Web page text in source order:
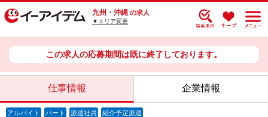
九州・沖縄 の求人
▼エリア変更
この求人の応募期間は既に終了しております。
仕事情報 企業情報
アルバイト パート 派遣社員 紹介予定派遣